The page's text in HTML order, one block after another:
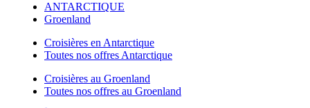
ANTARCTIQUE
Groenland
Croisières en Antarctique
Toutes nos offres Antarctique
Croisières au Groenland
Toutes nos offres au Groenland